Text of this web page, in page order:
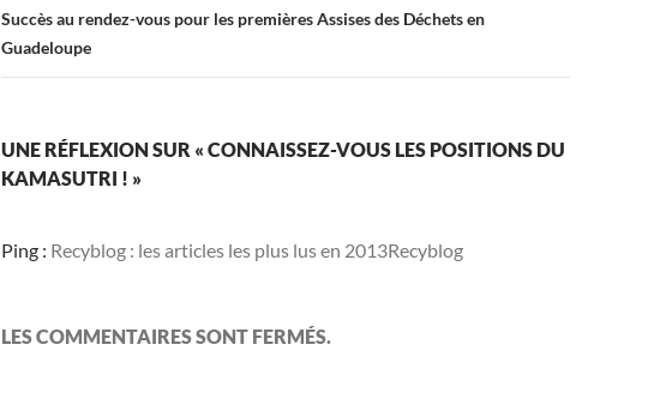
Succès au rendez-vous pour les premières Assises des Déchets en
Guadeloupe
UNE RÉFLEXION SUR « CONNAISSEZ-VOUS LES POSITIONS DU
KAMASUTRI ! »
Ping : Recyblog : les articles les plus lus en 2013Recyblog
LES COMMENTAIRES SONT FERMÉS.